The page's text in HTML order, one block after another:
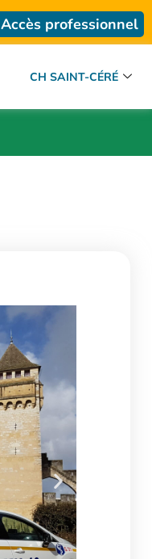
Accès professionnel
CH SAINT-CÉRÉ